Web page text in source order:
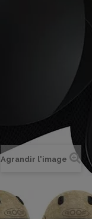
Agrandir l'image